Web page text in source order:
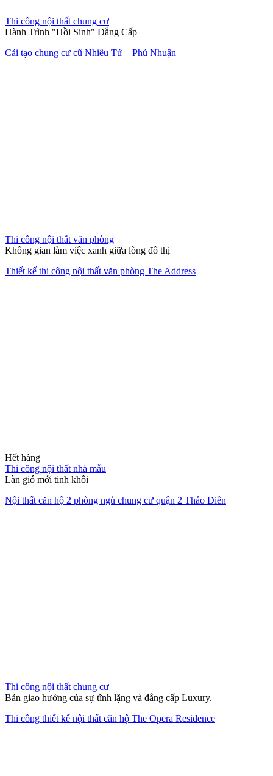
Thi công nội thất chung cư
Hành Trình "Hồi Sinh" Đẳng Cấp
Cải tạo chung cư cũ Nhiêu Tứ – Phú Nhuận
Thi công nội thất văn phòng
Không gian làm việc xanh giữa lòng đô thị
Thiết kế thi công nội thất văn phòng The Address
Hết hàng
Thi công nội thất nhà mẫu
Làn gió mới tinh khôi
Nội thất căn hộ 2 phòng ngủ chung cư quận 2 Thảo Điền
Thi công nội thất chung cư
Bản giao hưởng của sự tĩnh lặng và đẳng cấp Luxury.
Thi công thiết kế nội thất căn hộ The Opera Residence